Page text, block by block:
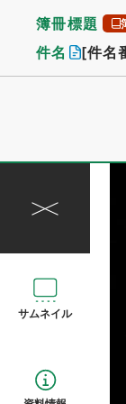
簿冊標題
件名 [件名
サムネイル